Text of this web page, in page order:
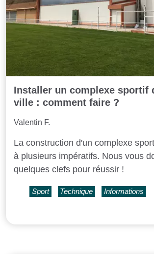
Installer un complexe sportif
ville : comment faire ?
Valentin F.
La construction d'un complexe
à plusieurs impératifs. Nous vous
quelques clefs pour réussir !
Sport Technique Informations